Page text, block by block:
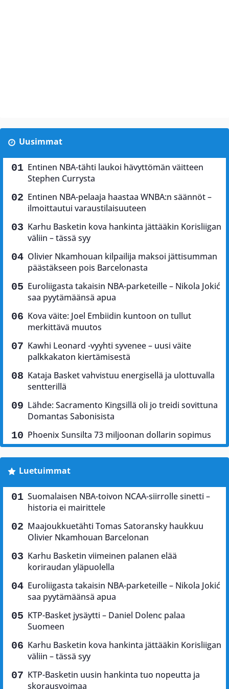
Uusimmat
Entinen NBA-tähti laukoi hävyttömän väitteen
Stephen Currysta
Entinen NBA-pelaaja haastaa WNBA:n säännöt –
ilmoittautui varaustilaisuuteen
Karhu Basketin kova hankinta jättääkin Korisliigan
väliin – tässä syy
Olivier Nkamhouan kilpailija maksoi jättisumman
päästäkseen pois Barcelonasta
Euroliigasta takaisin NBA-parketeille – Nikola Jokić
saa pyytämäänsä apua
Kova väite: Joel Embiidin kuntoon on tullut
merkittävä muutos
Kawhi Leonard -vyyhti syvenee – uusi väite
palkkakaton kiertämisestä
Kataja Basket vahvistuu energisellä ja ulottuvalla
sentterillä
Lähde: Sacramento Kingsillä oli jo treidi sovittuna
Domantas Sabonisista
Phoenix Sunsilta 73 miljoonan dollarin sopimus
Luetuimmat
Suomalaisen NBA-toivon NCAA-siirrolle sinetti –
historia ei mairittele
Maajoukkuetähti Tomas Satoransky haukkuu
Olivier Nkamhouan Barcelonan
Karhu Basketin viimeinen palanen elää
koriraudan yläpuolella
Euroliigasta takaisin NBA-parketeille – Nikola Jokić
saa pyytämäänsä apua
KTP-Basket jysäytti – Daniel Dolenc palaa
Suomeen
Karhu Basketin kova hankinta jättääkin Korisliigan
väliin – tässä syy
KTP-Basketin uusin hankinta tuo nopeutta ja
skorausvoimaa